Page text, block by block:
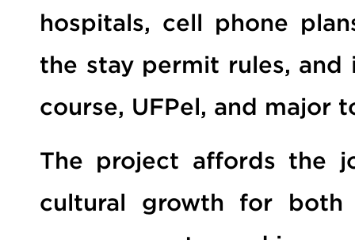
hospitals, cell phone
the stay permit rules,
course, UFPel, and major
The project affords the
cultural growth for